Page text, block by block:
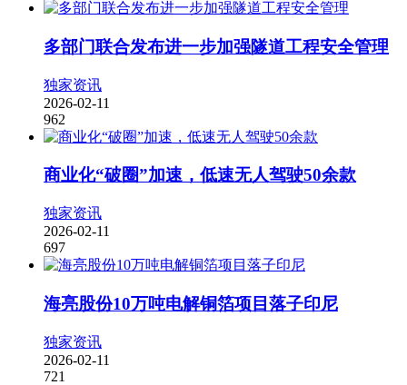
多部门联合发布进一步加强隧道工程安全管理
独家资讯
2026-02-11
962
商业化“破圈”加速，低速无人驾驶50余款
独家资讯
2026-02-11
697
海亮股份10万吨电解铜箔项目落子印尼
独家资讯
2026-02-11
721